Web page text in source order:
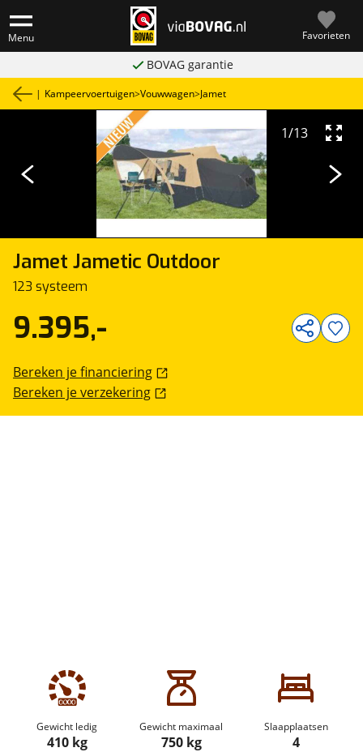
Menu Favorieten
BOVAG garantie
| Kampeervoertuigen>Vouwwagen>Jamet
Jamet Jametic Outdoor
123 systeem
1/13
Gewicht ledig
410 kg
Gewicht maximaal
750 kg
Slaapplaatsen
4
9.395,-
Bereken je financiering
Bereken je verzekering